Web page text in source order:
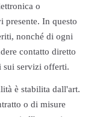
o
presente. In questo
nonché di ogni
contatto diretto
sui servizi offerti.
è stabilita dall'art.
o di misure